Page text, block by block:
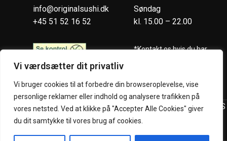
Vi værdsætter dit privatliv
Vi bruger cookies til at forbedre din browseroplevelse, vise
personlige reklamer eller indhold og analysere trafikken på
vores netsted. Ved at klikke på "Accepter Alle Cookies" giver
du dit samtykke til vores brug af cookies.
info@originalsushi.dk
+45 51 52 16 52
Søndag
kl. 15.00 – 22.00
*Kontakt os hvis du har
Original Sushi Restaurant @ 2024 | Powered byNemBestil ApS